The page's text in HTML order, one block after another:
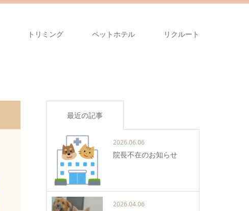
トリミング ペットホテル リクルート
最近の記事
2026.06.06
院長不在のお知らせ
2026.04.06